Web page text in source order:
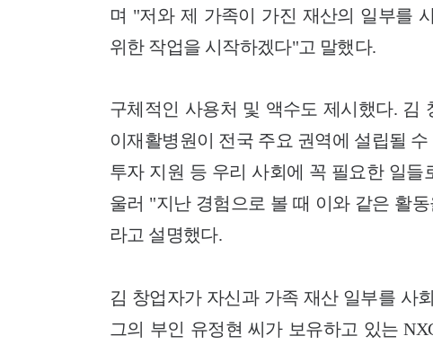
며 "저와 제 가족이 가진 재산의 일부를
위한 작업을 시작하겠다"고 말했다.
구체적인 사용처 및 액수도 제시했다. 김
이재활병원이 전국 주요 권역에 설립될
투자 지원 등 우리 사회에 꼭 필요한 일
울러 "지난 경험으로 볼 때 이와 같은 활
라고 설명했다.
김 창업자가 자신과 가족 재산 일부를 사
그의 부인 유정현 씨가 보유하고 있는